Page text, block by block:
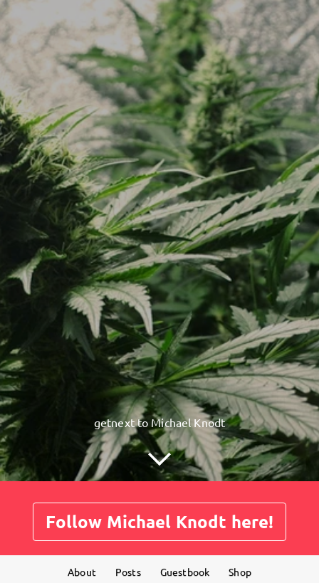
getnext to Michael Knodt
Follow Michael Knodt here!
About Posts Guestbook Shop